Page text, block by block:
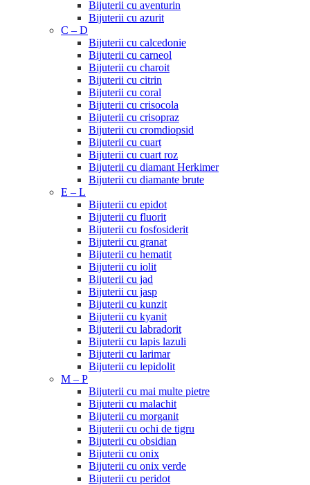
Bijuterii cu aventurin
Bijuterii cu azurit
C – D
Bijuterii cu calcedonie
Bijuterii cu carneol
Bijuterii cu charoit
Bijuterii cu citrin
Bijuterii cu coral
Bijuterii cu crisocola
Bijuterii cu crisopraz
Bijuterii cu cromdiopsid
Bijuterii cu cuart
Bijuterii cu cuart roz
Bijuterii cu diamant Herkimer
Bijuterii cu diamante brute
E – L
Bijuterii cu epidot
Bijuterii cu fluorit
Bijuterii cu fosfosiderit
Bijuterii cu granat
Bijuterii cu hematit
Bijuterii cu iolit
Bijuterii cu jad
Bijuterii cu jasp
Bijuterii cu kunzit
Bijuterii cu kyanit
Bijuterii cu labradorit
Bijuterii cu lapis lazuli
Bijuterii cu larimar
Bijuterii cu lepidolit
M – P
Bijuterii cu mai multe pietre
Bijuterii cu malachit
Bijuterii cu morganit
Bijuterii cu ochi de tigru
Bijuterii cu obsidian
Bijuterii cu onix
Bijuterii cu onix verde
Bijuterii cu peridot